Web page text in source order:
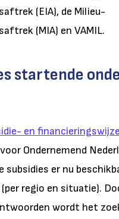
(EIA), de Milieu-
(MIA) en VAMIL.
startende
en
Ondernemend
subsidies er nu
regio en situatie).
wordt het